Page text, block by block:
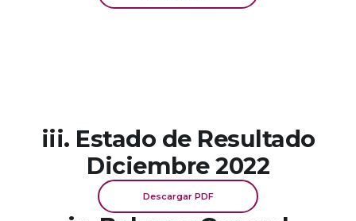
iii. Estado de Resultado
Diciembre 2022
Descargar PDF